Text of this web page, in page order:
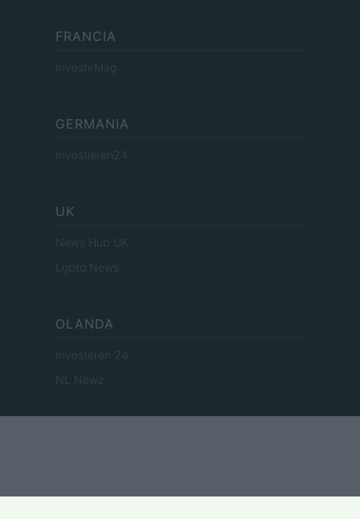
FRANCIA
InvestirMag
GERMANIA
Investieren24
UK
News Hub UK
Lgbtq News
OLANDA
Investeren 24
NL Newz